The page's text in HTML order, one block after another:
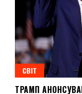
СВІТ
ТРАМП